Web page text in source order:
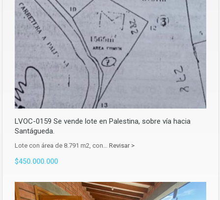
LVOC-0159 Se vende lote en Palestina, sobre vía hacia
Santágueda.
Lote con área de 8.791 m2, con… Revisar >
$450.000.000